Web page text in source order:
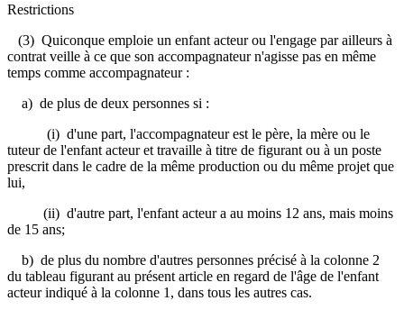
Restrictions
(3) Quiconque emploie un enfant acteur ou l'engage par ailleurs à
contrat veille à ce que son accompagnateur n'agisse pas en même
temps comme accompagnateur :
a) de plus de deux personnes si :
(i) d'une part, l'accompagnateur est le père, la mère ou le
tuteur de l'enfant acteur et travaille à titre de figurant ou à un poste
prescrit dans le cadre de la même production ou du même projet que
lui,
(ii) d'autre part, l'enfant acteur a au moins 12 ans, mais moins
de 15 ans;
b) de plus du nombre d'autres personnes précisé à la colonne 2
du tableau figurant au présent article en regard de l'âge de l'enfant
acteur indiqué à la colonne 1, dans tous les autres cas.